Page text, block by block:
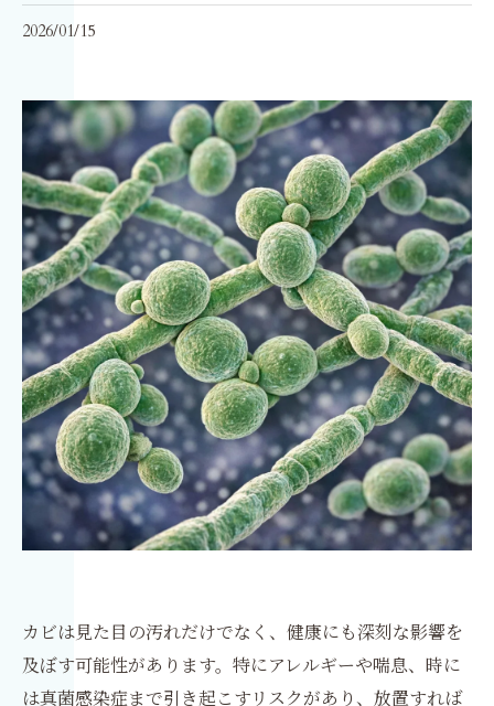
2026/01/15
カビは見た目の汚れだけでなく、健康にも深刻な影響を
及ぼす可能性があります。特にアレルギーや喘息、時に
は真菌感染症まで引き起こすリスクがあり、放置すれば